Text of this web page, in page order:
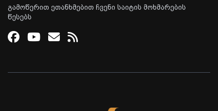
გამოწერით ეთანხმებით ჩვენი საიტის მოხმარების
წესებს
Facebook
Youtube
Email
RSS